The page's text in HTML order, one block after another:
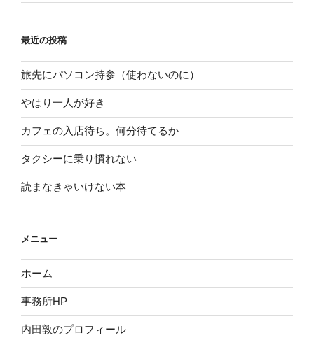
最近の投稿
旅先にパソコン持参（使わないのに）
やはり一人が好き
カフェの入店待ち。何分待てるか
タクシーに乗り慣れない
読まなきゃいけない本
メニュー
ホーム
事務所HP
内田敦のプロフィール